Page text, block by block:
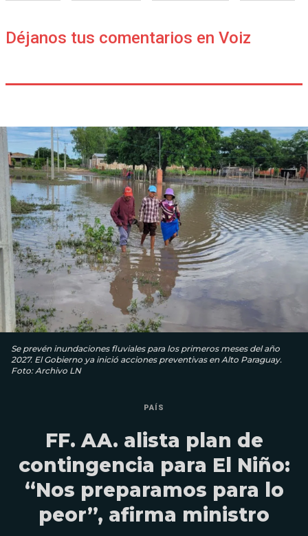
Déjanos tus comentarios en Voiz
Se prevén inundaciones fluviales para los primeros meses del año
2027. El Gobierno ya inició acciones preventivas en Alto Paraguay.
Foto: Archivo LN
PAÍS
FF. AA. alista plan de
contingencia para El Niño:
“Nos preparamos para lo
peor”, afirma ministro